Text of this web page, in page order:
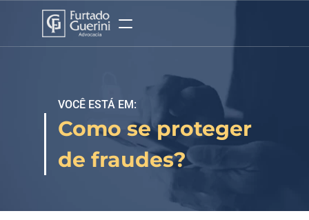
VOCÊ ESTÁ EM:
Como se proteger
de fraudes?